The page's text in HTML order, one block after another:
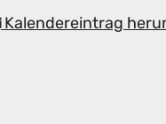
Kalendereintrag